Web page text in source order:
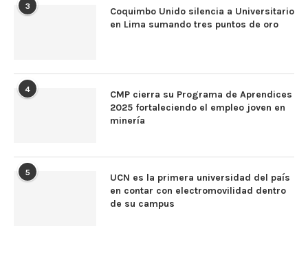
3
Coquimbo Unido silencia a Universitario
en Lima sumando tres puntos de oro
4
CMP cierra su Programa de Aprendices
2025 fortaleciendo el empleo joven en
minería
5
UCN es la primera universidad del país
en contar con electromovilidad dentro
de su campus